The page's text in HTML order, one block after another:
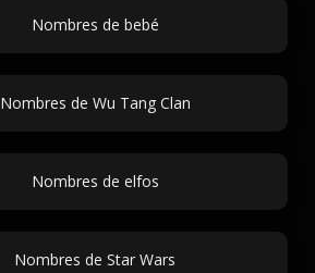
Nombres de bebé
Nombres de Wu Tang Clan
Nombres de elfos
Nombres de Star Wars